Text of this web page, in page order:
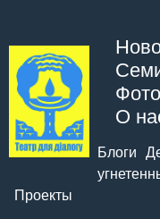
Фото
О
Блоги
Проекты